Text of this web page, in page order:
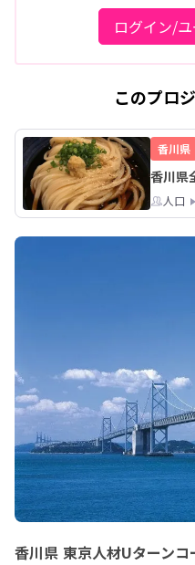
ログイン/
このプロ
香川県
香川県
人口
香川県 東京人材Uターン